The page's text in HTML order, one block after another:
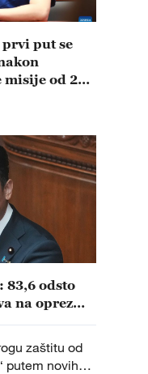
prvi put se
od 210
83,6 odsto
na oprez
zaštitu od
putem novih